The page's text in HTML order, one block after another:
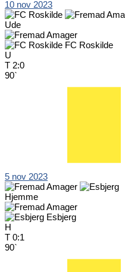
10 nov 2023
Ude
FC Roskilde
U
T 2:0
90`
5 nov 2023
Hjemme
Esbjerg
H
T 0:1
90`